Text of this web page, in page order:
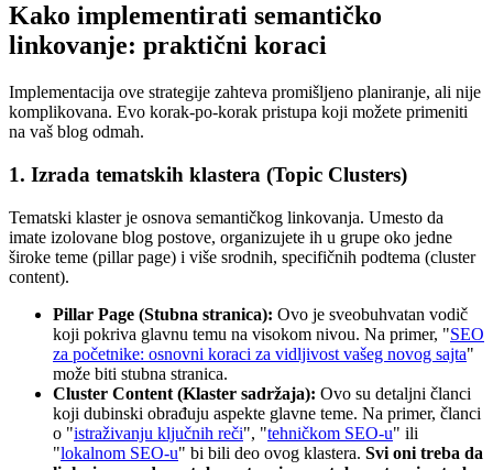
Kako implementirati semantičko
linkovanje: praktični koraci
Implementacija ove strategije zahteva promišljeno planiranje, ali nije
komplikovana. Evo korak-po-korak pristupa koji možete primeniti
na vaš blog odmah.
1. Izrada tematskih klastera (Topic Clusters)
Tematski klaster je osnova semantičkog linkovanja. Umesto da
imate izolovane blog postove, organizujete ih u grupe oko jedne
široke teme (pillar page) i više srodnih, specifičnih podtema (cluster
content).
Pillar Page (Stubna stranica): Ovo je sveobuhvatan vodič
koji pokriva glavnu temu na visokom nivou. Na primer, "SEO
za početnike: osnovni koraci za vidljivost vašeg novog sajta"
može biti stubna stranica.
Cluster Content (Klaster sadržaja): Ovo su detaljni članci
koji dubinski obrađuju aspekte glavne teme. Na primer, članci
o "istraživanju ključnih reči", "tehničkom SEO-u" ili
"lokalnom SEO-u" bi bili deo ovog klastera. Svi oni treba da